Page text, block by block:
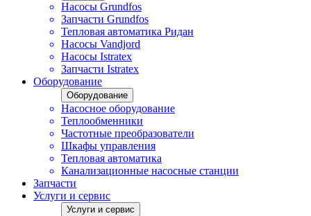
Насосы Grundfos
Запчасти Grundfos
Тепловая автоматика Ридан
Насосы Vandjord
Насосы Istratex
Запчасти Istratex
Оборудование
Оборудование
Насосное оборудование
Теплообменники
Частотные преобразователи
Шкафы управления
Тепловая автоматика
Канализационные насосные станции
Запчасти
Услуги и сервис
Услуги и сервис